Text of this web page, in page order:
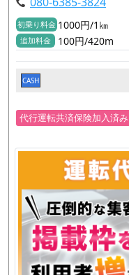
初乗り料金 1000円/1㎞
追加料金 100円/420m
CASH
代行運転共済保険加入済み